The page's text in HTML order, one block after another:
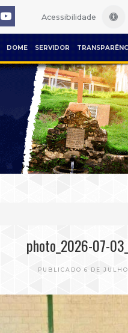
Acessibilidade
DOME SERVIDOR
photo_2026-07-
PUBLICADO 6 DE